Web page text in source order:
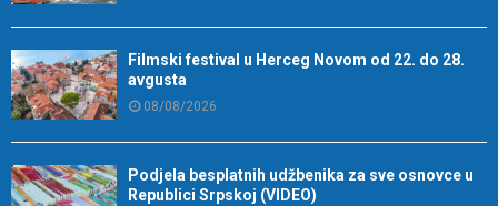
Filmski festival u Herceg Novom od 22. do 28.
avgusta
08/08/2026
Podjela besplatnih udžbenika za sve osnovce u
Republici Srpskoj (VIDEO)